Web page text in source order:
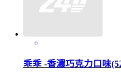
乖乖 -香濃巧克力口味